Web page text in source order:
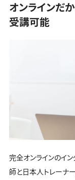
オンラインだ
受講可能
完全オンラインのイ
師と日本人トレーナ